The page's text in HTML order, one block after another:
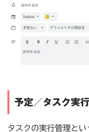
予定／タスク実
タスクの実行管理と